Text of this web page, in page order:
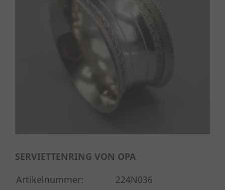
SERVIETTENRING VON OPA
Artikelnummer:
224N036